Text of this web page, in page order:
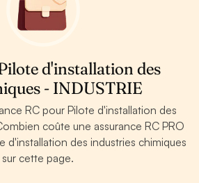
d'installation des
- INDUSTRIE
RC pour Pilote d'installation des
coûte une assurance RC PRO
d'installation des industries chimiques
cette page.